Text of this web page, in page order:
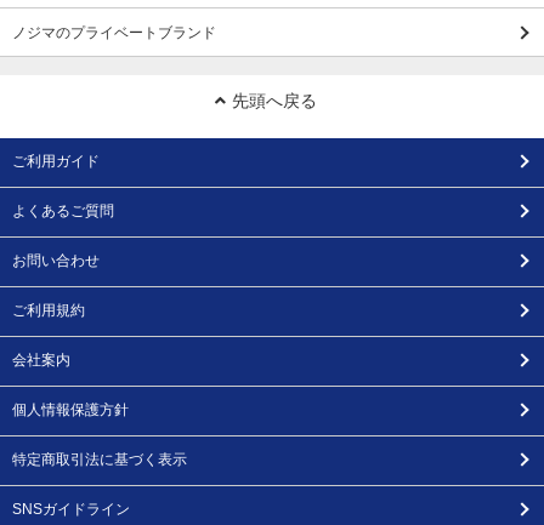
ノジマのプライベートブランド
先頭へ戻る
ご利用ガイド
よくあるご質問
お問い合わせ
ご利用規約
会社案内
個人情報保護方針
特定商取引法に基づく表示
SNSガイドライン